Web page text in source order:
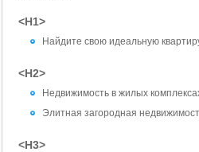
<H1>
Найдите свою идеальную
<H2>
Недвижимость в жилых
Элитная загородная
<H3>